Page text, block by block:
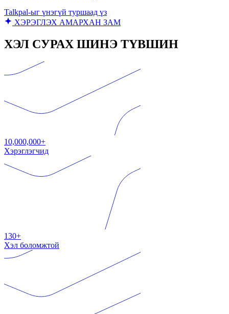
Talkpal-ыг үнэгүй туршаад үз
ХЭРЭГЛЭХ АМАРХАН ЗАМ
ХЭЛ СУРАХ ШИНЭ ТҮВШИН
10,000,000+
Хэрэглэгчид
130+
Хэл боломжтой